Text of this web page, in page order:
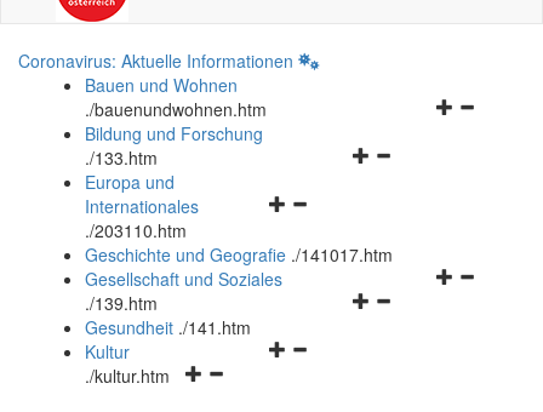
Coronavirus: Aktuelle Informationen
Bauen und Wohnen
./bauenundwohnen.htm
Navigationsmenü
Bildung und Forschung
./133.htm
Navigationsmenü
und
schließen
Europa und
Internationales
./203110.htm
Geschichte und Geografie ./141017.htm
Navigationsmenü
Gesellschaft und Soziales
./139.htm
Navigationsmenü
Gesundheit ./141.htm
Navigationsmenü
Kultur
./kultur.htm